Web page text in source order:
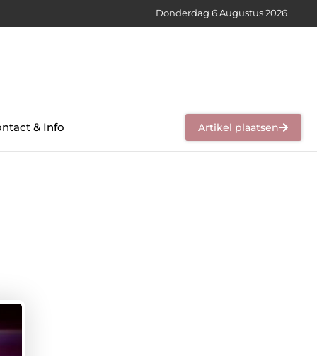
Donderdag 6 Augustus 2026
& Info Artikel plaatsen